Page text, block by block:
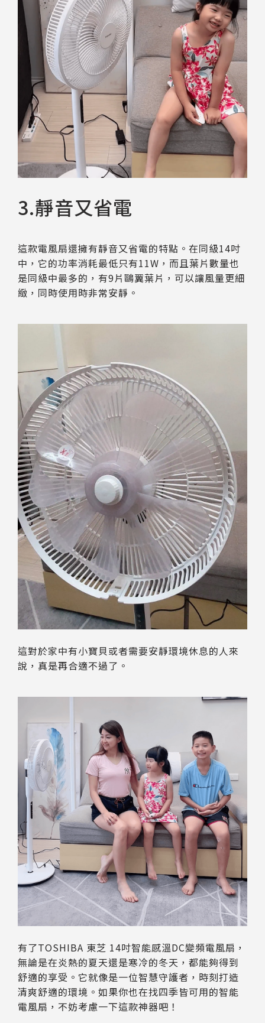
3.靜音又省電
這款電風扇還擁有靜音又省電的特點。在同級14吋
中，它的功率消耗最低只有11W，而且葉片數量也
是同級中最多的，有9片鷗翼葉片，可以讓風量更細
緻，同時使用時非常安靜。
這對於家中有小寶貝或者需要安靜環境休息的人來
說，真是再合適不過了。
有了TOSHIBA 東芝 14吋智能感溫DC變頻電風扇，
無論是在炎熱的夏天還是寒冷的冬天，都能夠得到
舒適的享受。它就像是一位智慧守護者，時刻打造
清爽舒適的環境。如果你也在找四季皆可用的智能
電風扇，不妨考慮一下這款神器吧！